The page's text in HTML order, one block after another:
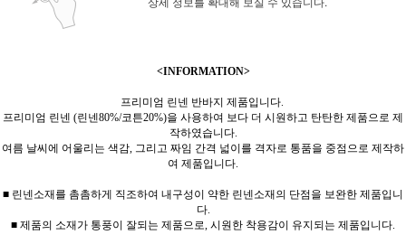
<INFORMATION>
프리미엄 린넨 반바지 제품입니다.
프리미엄 린넨 (린넨80%/코튼20%)을 사용하여 보다 더 시원하고 탄탄한 제품으로 제
작하였습니다.
여름 날씨에 어울리는 색감, 그리고 짜임 간격 넓이를 격자로 통품을 중점으로 제작하
여 제품입니다.
■ 린넨소재를 촘촘하게 직조하여 내구성이 약한 린넨소재의 단점을 보완한 제품입니
다.
■ 제품의 소재가 통풍이 잘되는 제품으로, 시원한 착용감이 유지되는 제품입니다.